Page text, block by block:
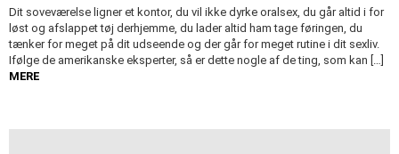
Dit soveværelse ligner et kontor, du vil ikke dyrke oralsex, du går altid i for
løst og afslappet tøj derhjemme, du lader altid ham tage føringen, du
tænker for meget på dit udseende og der går for meget rutine i dit sexliv.
Ifølge de amerikanske eksperter, så er dette nogle af de ting, som kan […]
MERE